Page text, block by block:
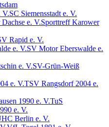
SC Siemensstadt e. V.
Sporttreff Karower
Rapid e. V.
SV Motor Eberswalde e.
SV-Grün-Weiß
TSV Rangsdorf 2004 e.
TuS
e. V.
Berlin e. V.